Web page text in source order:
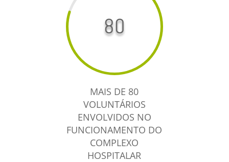
80
MAIS DE 80
VOLUNTÁRIOS
ENVOLVIDOS NO
FUNCIONAMENTO DO
COMPLEXO
HOSPITALAR